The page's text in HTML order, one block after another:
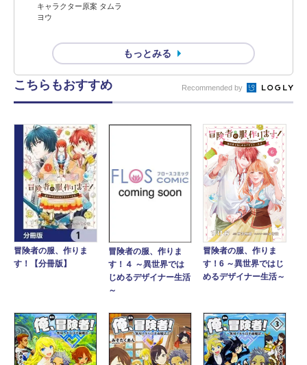
キャラクター原案 タムラ
ヨウ
もっとみる
こちらもおすすめ Recommended by
冒険者の服、作りま
す！【分冊版】
冒険者の服、作りま
す！４ ～異世界では
じめるデザイナー生活
～
冒険者の服、作りま
す！6 ～異世界ではじ
めるデザイナー生活～